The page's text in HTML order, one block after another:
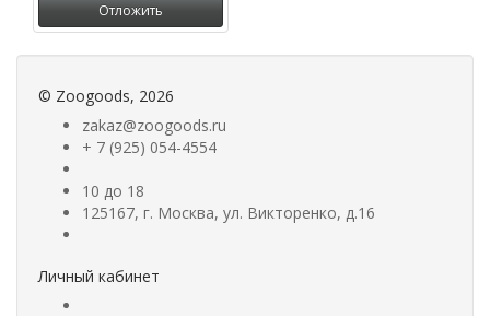
Отложить
© Zoogoods, 2026
zakaz@zoogoods.ru
+ 7 (925) 054-4554
10 до 18
125167, г. Москва, ул. Викторенко, д.16
Личный кабинет